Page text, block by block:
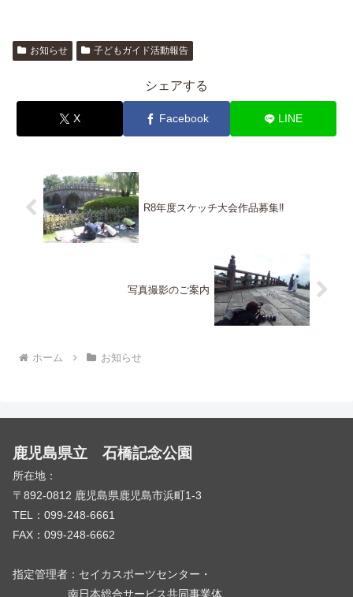
お知らせ 子どもガイド活動報告
シェアする
X Facebook LINE
R8年度スケッチ大会作品募集‼
写真撮影のご案内
ホーム お知らせ
鹿児島県立 石橋記念公園
所在地：
〒892-0812 鹿児島県鹿児島市浜町1-3
TEL：099-248-6661
FAX：099-248-6662
指定管理者：セイカスポーツセンター・
南日本総合サービス共同事業体